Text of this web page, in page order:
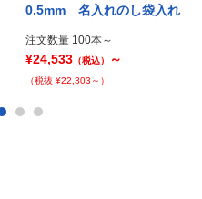
0.5mm 名入れのし袋入れ
注文数量 100本～
¥24,533 （税込） ～
（税抜 ¥22,303～）